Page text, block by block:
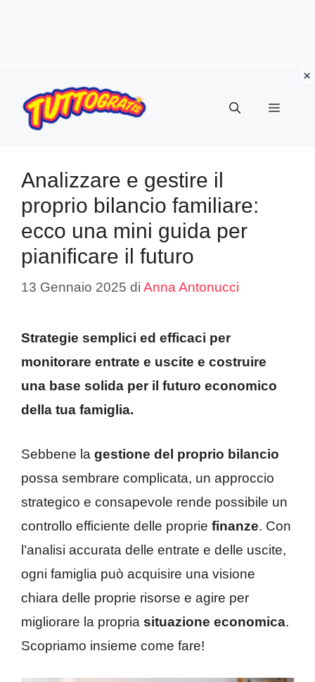
contenuto
Menu
Analizzare e gestire il
proprio bilancio familiare:
ecco una mini guida per
pianificare il futuro
13 Gennaio 2025 di Anna Antonucci
Strategie semplici ed efficaci per
monitorare entrate e uscite e costruire
una base solida per il futuro economico
della tua famiglia.
Sebbene la gestione del proprio bilancio
possa sembrare complicata, un approccio
strategico e consapevole rende possibile un
controllo efficiente delle proprie finanze. Con
l’analisi accurata delle entrate e delle uscite,
ogni famiglia può acquisire una visione
chiara delle proprie risorse e agire per
migliorare la propria situazione economica.
Scopriamo insieme come fare!